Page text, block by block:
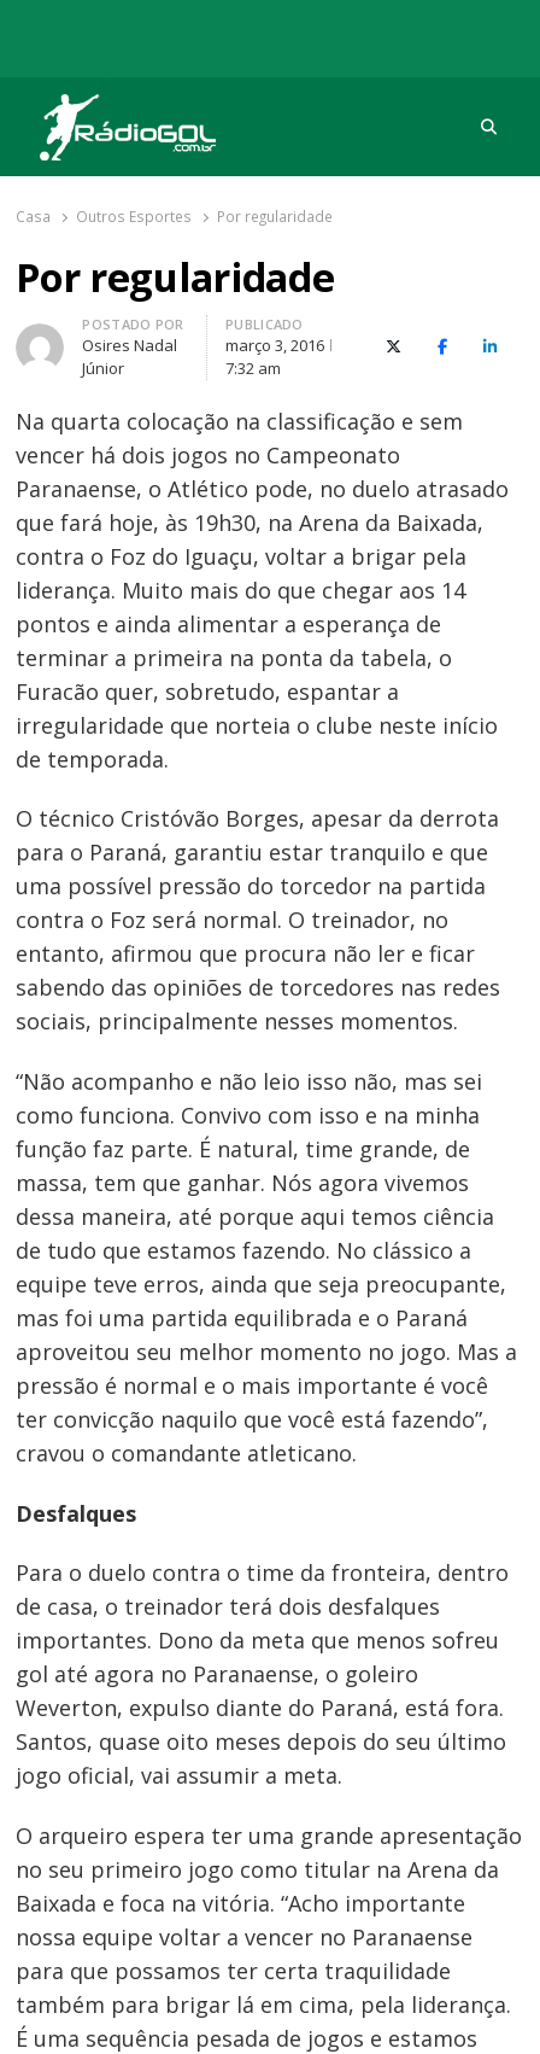
Rádio Gol
Há mais de 20 anos com as melhores coberturas
Casa Outros Esportes Por regularidade
Por regularidade
Autor
POSTADO POR
Osires Nadal
Júnior
PUBLICADO
março 3, 2016
7:32 am
X (Twitter)Facebook
O
Na quarta colocação na classificação e sem
vencer há dois jogos no Campeonato
Paranaense, o Atlético pode, no duelo atrasado
que fará hoje, às 19h30, na Arena da Baixada,
contra o Foz do Iguaçu, voltar a brigar pela
liderança. Muito mais do que chegar aos 14
pontos e ainda alimentar a esperança de
terminar a primeira na ponta da tabela, o
Furacão quer, sobretudo, espantar a
irregularidade que norteia o clube neste início
de temporada.
O técnico Cristóvão Borges, apesar da derrota
para o Paraná, garantiu estar tranquilo e que
uma possível pressão do torcedor na partida
contra o Foz será normal. O treinador, no
entanto, afirmou que procura não ler e ficar
sabendo das opiniões de torcedores nas redes
sociais, principalmente nesses momentos.
“Não acompanho e não leio isso não, mas sei
como funciona. Convivo com isso e na minha
função faz parte. É natural, time grande, de
massa, tem que ganhar. Nós agora vivemos
dessa maneira, até porque aqui temos ciência
de tudo que estamos fazendo. No clássico a
equipe teve erros, ainda que seja preocupante,
mas foi uma partida equilibrada e o Paraná
aproveitou seu melhor momento no jogo. Mas a
pressão é normal e o mais importante é você
ter convicção naquilo que você está fazendo”,
cravou o comandante atleticano.
Desfalques
Para o duelo contra o time da fronteira, dentro
de casa, o treinador terá dois desfalques
importantes. Dono da meta que menos sofreu
gol até agora no Paranaense, o goleiro
Weverton, expulso diante do Paraná, está fora.
Santos, quase oito meses depois do seu último
jogo oficial, vai assumir a meta.
O arqueiro espera ter uma grande apresentação
no seu primeiro jogo como titular na Arena da
Baixada e foca na vitória. “Acho importante
nossa equipe voltar a vencer no Paranaense
para que possamos ter certa traquilidade
também para brigar lá em cima, pela liderança.
É uma sequência pesada de jogos e estamos
Navegação
de
Post